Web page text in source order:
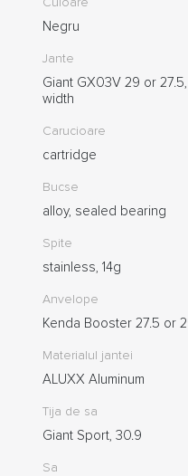
Negru
Jante
Giant GX03V 29 or
width
Carucioare
cartridge
Bucse
alloy, sealed bearing
Spite
stainless, 14g
Anvelope
Kenda Booster 27.5 or
Materialul jantei
ALUXX Aluminum
Tija de sa
Giant Sport, 30.9
Sa